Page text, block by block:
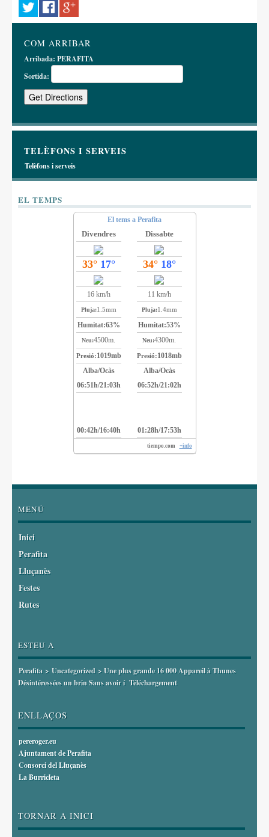
COM ARRIBAR
Arribada: PERAFITA
Sortida:
TELÈFONS I SERVEIS
Telèfons i serveis
EL TEMPS
El tems a Perafita
Divendres
33° 17°
16 km/h
Pluja:1.5mm
Humitat:63%
Neu:4500m.
Presió:1019mb
Alba/Ocàs
06:51h/21:03h
00:42h/16:40h
Dissabte
34° 18°
11 km/h
Pluja:1.4mm
Humitat:53%
Neu:4300m.
Presió:1018mb
Alba/Ocàs
06:52h/21:02h
01:28h/17:53h
tiempo.com +info
MENÚ
Inici
Perafita
Lluçanès
Festes
Rutes
ESTEU A
Perafita > Uncategorized > Une plus grande 16 000 Appareil à Thunes
Désintéressées un brin Sans avoir í Téléchargement
ENLLAÇOS
pereroger.eu
Ajuntament de Perafita
Consorci del Lluçanès
La Burricleta
TORNAR A INICI